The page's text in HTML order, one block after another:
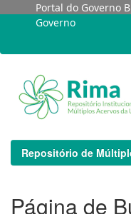
navigation
Portal do Governo
Governo
Repositório de
Página de